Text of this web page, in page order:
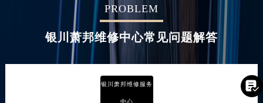
PROBLEM
银川萧邦维修中心常见问题解答
银川萧邦维修服务
中心
